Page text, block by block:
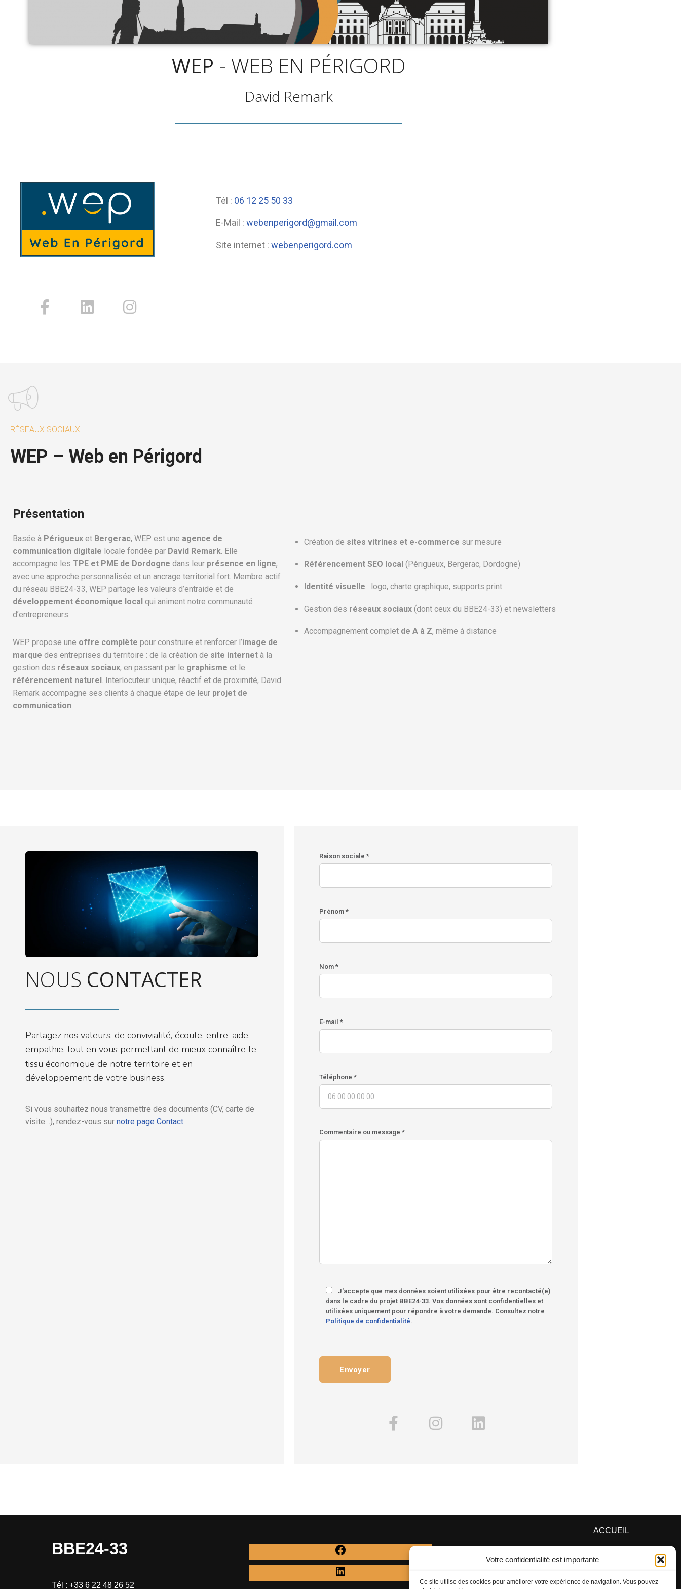
Votre confidentialité est importante
Ce site utilise des cookies pour améliorer votre expérience de navigation. Vous pouvez
WEP - WEB EN PÉRIGORD
David Remark
Tél : 06 12 25 50 33
E-Mail : webenperigord@gmail.com
Site internet : webenperigord.com
RÉSEAUX SOCIAUX
WEP – Web en Périgord
Présentation
Basée à Périgueux et Bergerac, WEP est une agence de
communication digitale locale fondée par David Remark. Elle
accompagne les TPE et PME de Dordogne dans leur présence en ligne,
avec une approche personnalisée et un ancrage territorial fort. Membre actif
du réseau BBE24-33, WEP partage les valeurs d’entraide et de
développement économique local qui animent notre communauté
d’entrepreneurs.
WEP propose une offre complète pour construire et renforcer l’image de
marque des entreprises du territoire : de la création de site internet à la
gestion des réseaux sociaux, en passant par le graphisme et le
référencement naturel . Interlocuteur unique, réactif et de proximité, David
Remark accompagne ses clients à chaque étape de leur projet de
communication.
Création de sites vitrines et e-commerce sur mesure
Référencement SEO local (Périgueux, Bergerac, Dordogne)
Identité visuelle : logo, charte graphique, supports print
Gestion des réseaux sociaux (dont ceux du BBE24-33) et newsletters
Accompagnement complet de A à Z, même à distance
NOUS CONTACTER
Partagez nos valeurs, de convivialité, écoute, entre-aide,
empathie, tout en vous permettant de mieux connaître le
tissu économique de notre territoire et en
développement de votre business.
Si vous souhaitez nous transmettre des documents (CV, carte de
visite…), rendez-vous sur notre page Contact
Raison sociale *
Prénom *
Nom *
E-mail *
Téléphone *
Commentaire ou message *
J'accepte que mes données soient utilisées pour être recontacté(e)
dans le cadre du projet BBE24-33. Vos données sont confidentielles et
utilisées uniquement pour répondre à votre demande. Consultez notre
Politique de confidentialité.
BBE24-33
Tél : +33 6 22 48 26 52
ACCUEIL
MENTIONS LEGALES